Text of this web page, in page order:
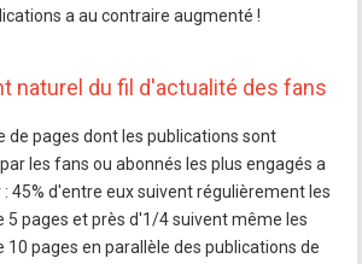
a au contraire augmenté !
naturel du fil d'actualité des fans
de pages dont les publications sont
les fans ou abonnés les plus engagés a
45% d'entre eux suivent régulièrement les
5 pages et près d'1/4 suivent même les
10 pages en parallèle des publications de